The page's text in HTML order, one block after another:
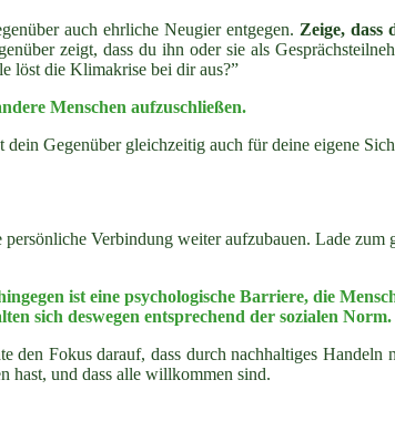
auch ehrliche Neugier entgegen. Zeige, dass
zeigt, dass du ihn oder sie als
löst die Klimakrise bei dir aus?”
Menschen aufzuschließen.
Gegenüber gleichzeitig auch für deine eigene
Verbindung weiter aufzubauen. Lade zum
ist eine psychologische Barriere, die
sich deswegen entsprechend der sozialen Norm.
den Fokus darauf, dass durch nachhaltiges Handeln
hast, und dass alle willkommen sind.